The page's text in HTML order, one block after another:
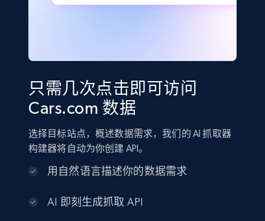
只需几次点击即可访问
Cars.com 数据
选择目标站点，概述数据需求，我们的 AI 抓取器
构建器将自动为你创建 API。
用自然语言描述你的数据需求
AI 即刻生成抓取 API